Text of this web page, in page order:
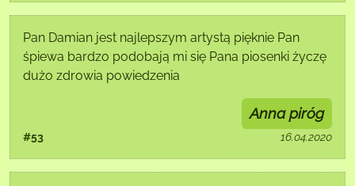
Pan Damian jest najlepszym artystą pięknie Pan
śpiewa bardzo podobają mi się Pana piosenki życzę
dużo zdrowia powiedzenia
#53
Anna piróg
16.04.2020